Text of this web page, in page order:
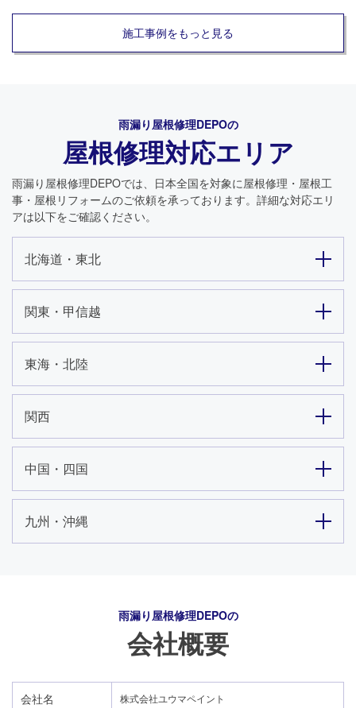
施工事例をもっと見る
雨漏り屋根修理DEPOの
屋根修理対応エリア
雨漏り屋根修理DEPOでは、日本全国を対象に屋根修理・屋根工
事・屋根リフォームのご依頼を承っております。詳細な対応エリ
アは以下をご確認ください。
北海道・東北
関東・甲信越
東海・北陸
関西
中国・四国
九州・沖縄
雨漏り屋根修理DEPOの
会社概要
会社名 株式会社ユウマペイント